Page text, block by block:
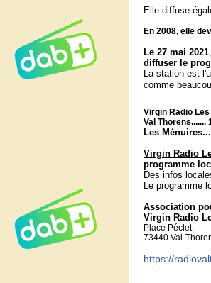
Elle diffuse
En 2008, elle
Le 27 mai 2021
diffuser le
La station est
comme
Virgin Radio
Val Thorens.......
Les
Virgin Radio
programme
Des infos
Le programme
Association
Virgin Radio
Place Péclet
73440 Val-
https://